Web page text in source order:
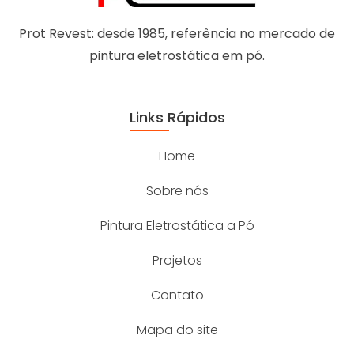
Prot Revest: desde 1985, referência no mercado de
pintura eletrostática em pó.
Links Rápidos
Home
Sobre nós
Pintura Eletrostática a Pó
Projetos
Contato
Mapa do site